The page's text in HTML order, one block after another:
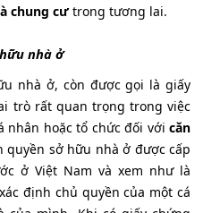
chung cưtrong tương lai.
nhà ở
nhà ở, còn được gọi là giấy
trò rất quan trọng trong việc
nhân hoặc tổ chức đối với căn
quyền sở hữu nhà ở được cấp
ở Việt Nam và xem như là
định chủ quyền của một cá